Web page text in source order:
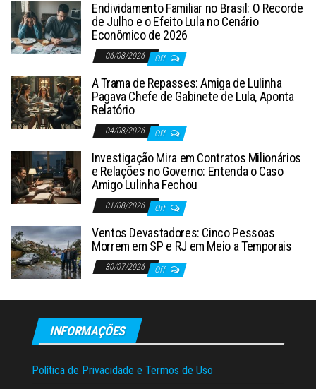
Endividamento Familiar no Brasil: O Recorde
de Julho e o Efeito Lula no Cenário
Econômico de 2026
06/08/2026 Off
A Trama de Repasses: Amiga de Lulinha
Pagava Chefe de Gabinete de Lula, Aponta
Relatório
04/08/2026 Off
Investigação Mira em Contratos Milionários
e Relações no Governo: Entenda o Caso
Amigo Lulinha Fechou
01/08/2026 Off
Ventos Devastadores: Cinco Pessoas
Morrem em SP e RJ em Meio a Temporais
30/07/2026 Off
INFORMAÇÕES
Política de Privacidade e Termos de Uso